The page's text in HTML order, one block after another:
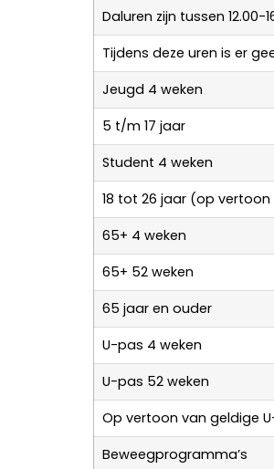
Daluren zijn tussen 12.00-
Tijdens deze uren is er
Jeugd 4 weken
5 t/m 17 jaar
Student 4 weken
18 tot 26 jaar (op
65+ 4 weken
65+ 52 weken
65 jaar en ouder
U-pas 4 weken
U-pas 52 weken
Op vertoon van geldige
Beweegprogramma’s